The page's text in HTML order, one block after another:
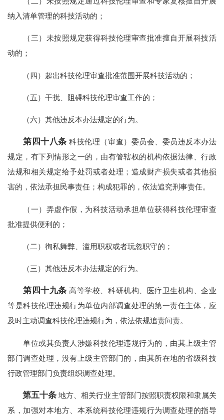
纳入清单管理的科技活动的；
（三）未按照规定获得科技伦理审查批准擅自开展科技活
动的；
（四）超出科技伦理审查批准范围开展科技活动的；
（五）干扰、阻碍科技伦理审查工作的；
（六）其他违反本办法规定的行为。
第四十八条 科技伦理（审查）委员会、委员违反本办法
规定，有下列情形之一的，由有管辖权的机构依据法律、行政
法规和相关规定给予处罚或者处理；造成财产损失或者其他损
害的，依法承担民事责任；构成犯罪的，依法追究刑事责任。
（一）弄虚作假，为科技活动承担单位获得科技伦理审查
批准提供便利的；
（二）徇私舞弊、滥用职权或者玩忽职守的；
（三）其他违反本办法规定的行为。
第四十九条 高等学校、科研机构、医疗卫生机构、企业
等是科技伦理违规行为单位内部调查处理的第一责任主体，应
及时主动调查科技伦理违规行为，依法依规追责问责。
单位或其负责人涉嫌科技伦理违规行为的，由其上级主管
部门调查处理，没有上级主管部门的，由其所在地的省级科技
行政管理部门负责组织调查处理。
第五十条 地方、相关行业主管部门按照职责权限和隶属关
系，加强对本地方、本系统科技伦理违规行为调查处理的指导